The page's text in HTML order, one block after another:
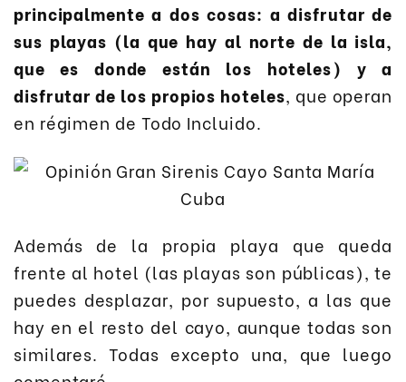
principalmente a dos cosas: a disfrutar de
sus playas (la que hay al norte de la isla,
que es donde están los hoteles) y a
disfrutar de los propios hoteles, que operan
en régimen de Todo Incluido.
Además de la propia playa que queda
frente al hotel (las playas son públicas), te
puedes desplazar, por supuesto, a las que
hay en el resto del cayo, aunque todas son
similares. Todas excepto una, que luego